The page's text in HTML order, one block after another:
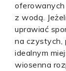
z wodą.
uprawiać
na czystych,
idealnym
wiosenna